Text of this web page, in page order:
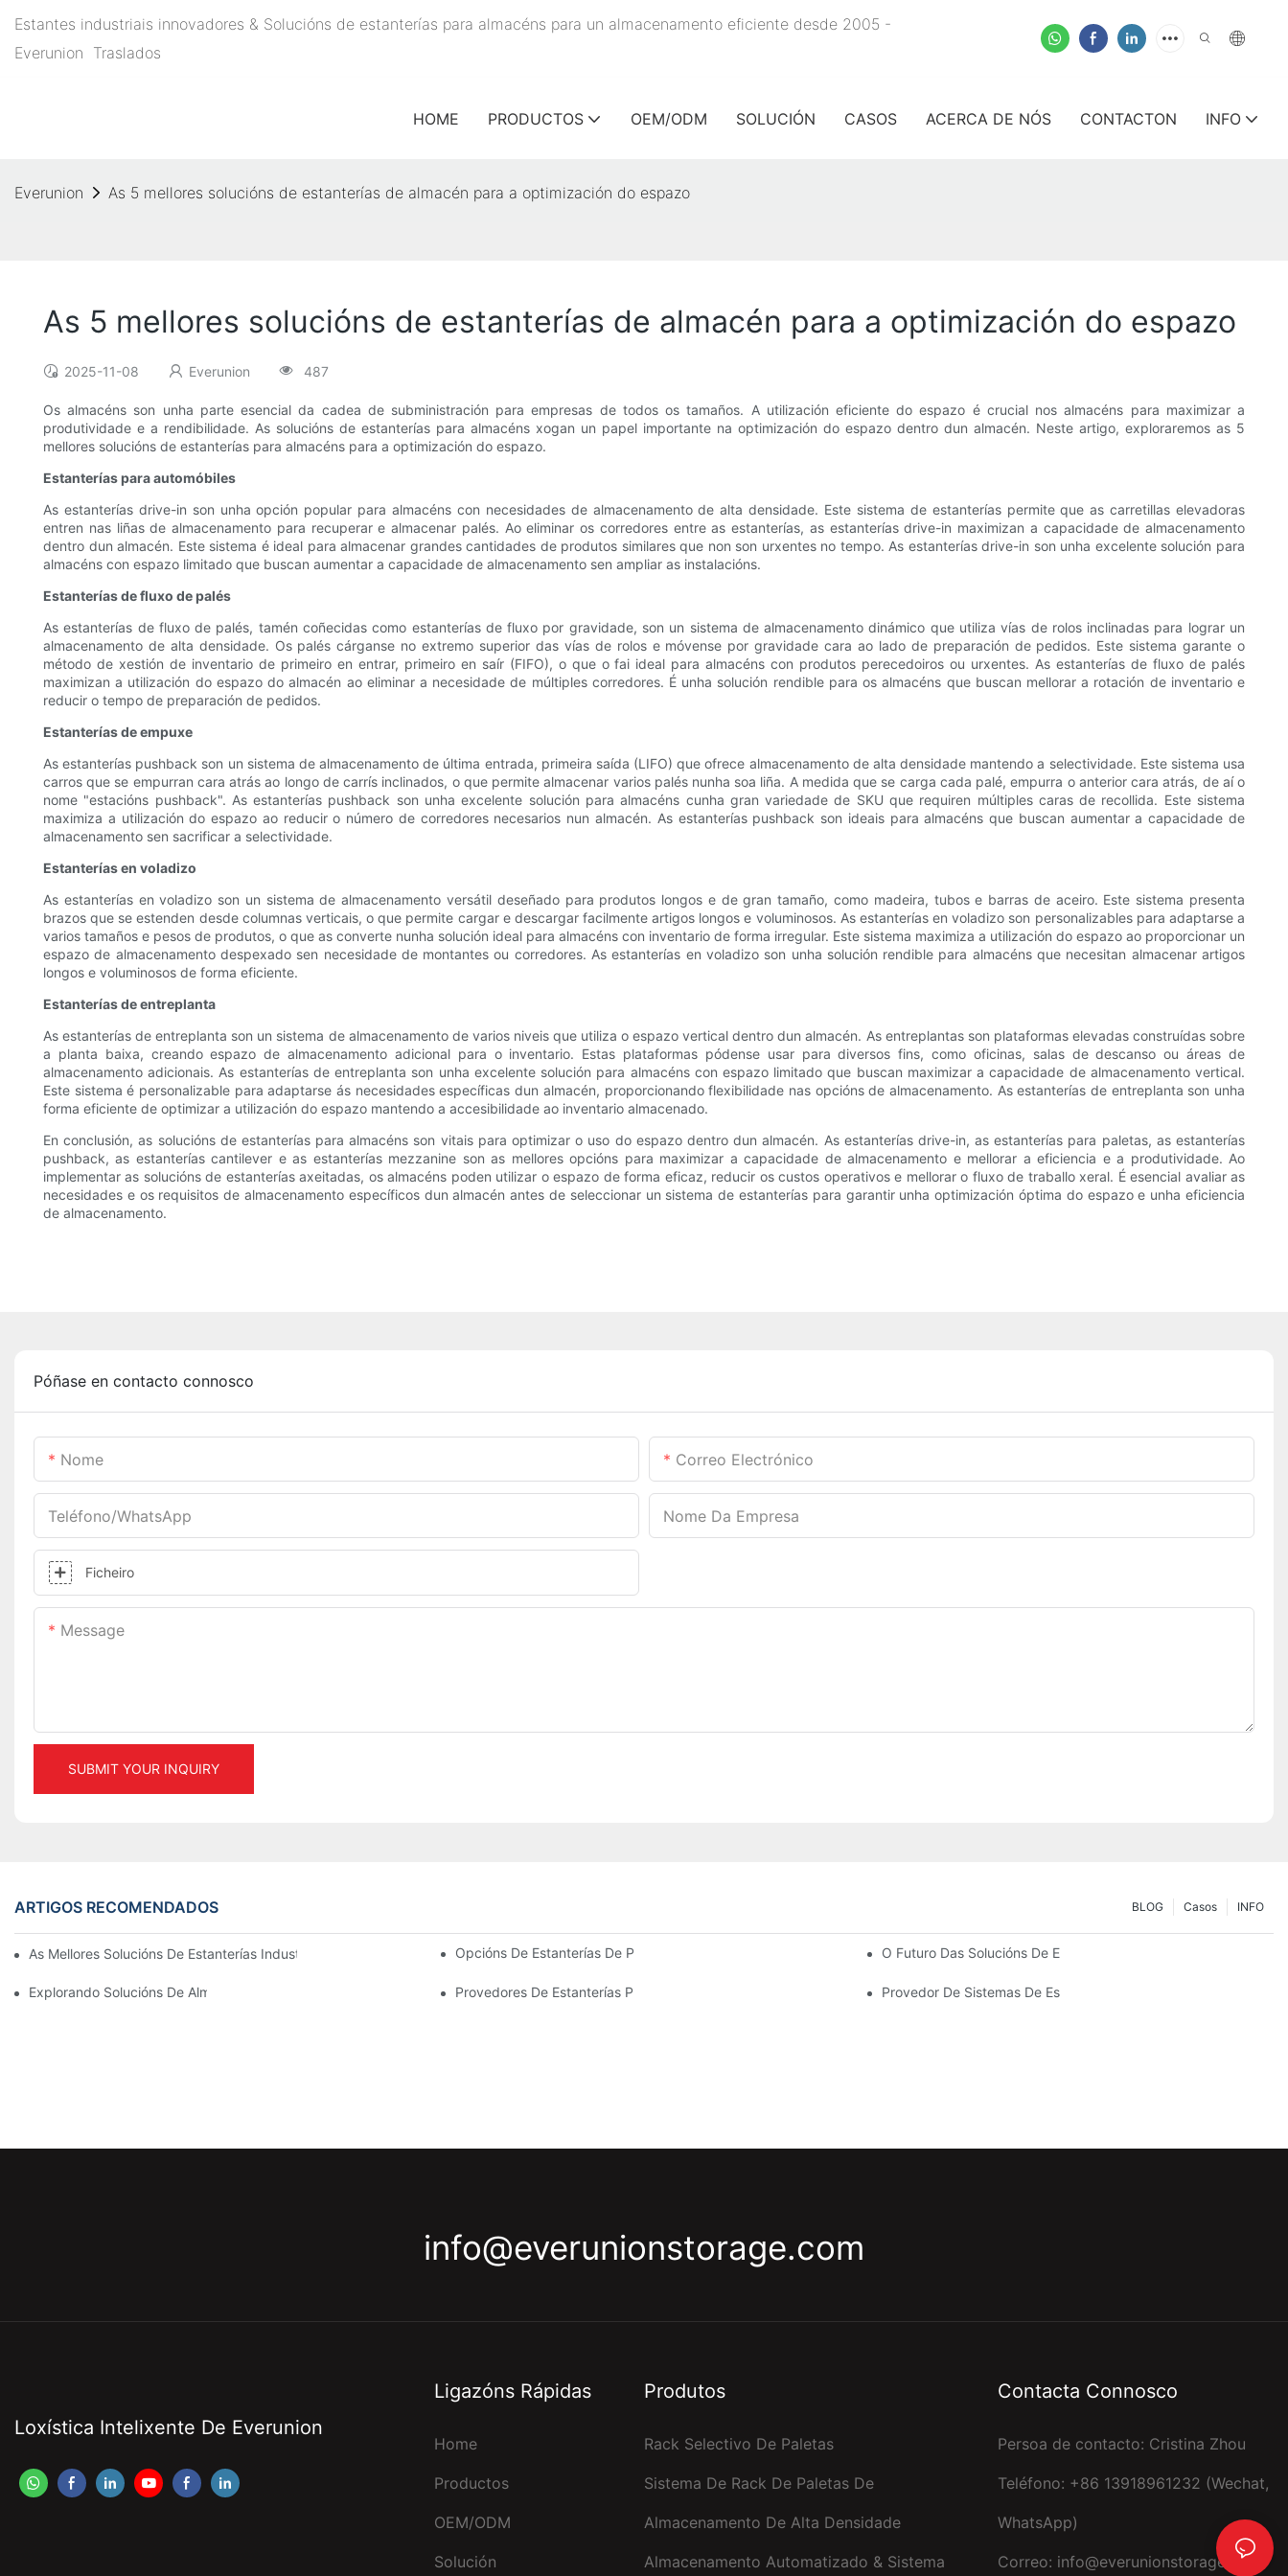
Estantes industriais innovadores & Solucións de estanterías para almacéns para un almacenamento eficiente desde 2005 -
Everunion Traslados
HOME PRODUCTOS OEM/ODM SOLUCIÓN CASOS ACERCA DE NÓS CONTACTON INFO
Everunion As 5 mellores solucións de estanterías de almacén para a optimización do espazo
As 5 mellores solucións de estanterías de almacén para a optimización do espazo
2025-11-08 Everunion 487
Os almacéns son unha parte esencial da cadea de subministración para empresas de todos os tamaños. A utilización eficiente do espazo é crucial nos almacéns para maximizar a
produtividade e a rendibilidade. As solucións de estanterías para almacéns xogan un papel importante na optimización do espazo dentro dun almacén. Neste artigo, exploraremos as 5
mellores solucións de estanterías para almacéns para a optimización do espazo.
Estanterías para automóbiles
As estanterías drive-in son unha opción popular para almacéns con necesidades de almacenamento de alta densidade. Este sistema de estanterías permite que as carretillas elevadoras
entren nas liñas de almacenamento para recuperar e almacenar palés. Ao eliminar os corredores entre as estanterías, as estanterías drive-in maximizan a capacidade de almacenamento
dentro dun almacén. Este sistema é ideal para almacenar grandes cantidades de produtos similares que non son urxentes no tempo. As estanterías drive-in son unha excelente solución para
almacéns con espazo limitado que buscan aumentar a capacidade de almacenamento sen ampliar as instalacións.
Estanterías de fluxo de palés
As estanterías de fluxo de palés, tamén coñecidas como estanterías de fluxo por gravidade, son un sistema de almacenamento dinámico que utiliza vías de rolos inclinadas para lograr un
almacenamento de alta densidade. Os palés cárganse no extremo superior das vías de rolos e móvense por gravidade cara ao lado de preparación de pedidos. Este sistema garante o
método de xestión de inventario de primeiro en entrar, primeiro en saír (FIFO), o que o fai ideal para almacéns con produtos perecedoiros ou urxentes. As estanterías de fluxo de palés
maximizan a utilización do espazo do almacén ao eliminar a necesidade de múltiples corredores. É unha solución rendible para os almacéns que buscan mellorar a rotación de inventario e
reducir o tempo de preparación de pedidos.
Estanterías de empuxe
As estanterías pushback son un sistema de almacenamento de última entrada, primeira saída (LIFO) que ofrece almacenamento de alta densidade mantendo a selectividade. Este sistema usa
carros que se empurran cara atrás ao longo de carrís inclinados, o que permite almacenar varios palés nunha soa liña. A medida que se carga cada palé, empurra o anterior cara atrás, de aí o
nome "estacións pushback". As estanterías pushback son unha excelente solución para almacéns cunha gran variedade de SKU que requiren múltiples caras de recollida. Este sistema
maximiza a utilización do espazo ao reducir o número de corredores necesarios nun almacén. As estanterías pushback son ideais para almacéns que buscan aumentar a capacidade de
almacenamento sen sacrificar a selectividade.
Estanterías en voladizo
As estanterías en voladizo son un sistema de almacenamento versátil deseñado para produtos longos e de gran tamaño, como madeira, tubos e barras de aceiro. Este sistema presenta
brazos que se estenden desde columnas verticais, o que permite cargar e descargar facilmente artigos longos e voluminosos. As estanterías en voladizo son personalizables para adaptarse a
varios tamaños e pesos de produtos, o que as converte nunha solución ideal para almacéns con inventario de forma irregular. Este sistema maximiza a utilización do espazo ao proporcionar un
espazo de almacenamento despexado sen necesidade de montantes ou corredores. As estanterías en voladizo son unha solución rendible para almacéns que necesitan almacenar artigos
longos e voluminosos de forma eficiente.
Estanterías de entreplanta
As estanterías de entreplanta son un sistema de almacenamento de varios niveis que utiliza o espazo vertical dentro dun almacén. As entreplantas son plataformas elevadas construídas sobre
a planta baixa, creando espazo de almacenamento adicional para o inventario. Estas plataformas pódense usar para diversos fins, como oficinas, salas de descanso ou áreas de
almacenamento adicionais. As estanterías de entreplanta son unha excelente solución para almacéns con espazo limitado que buscan maximizar a capacidade de almacenamento vertical.
Este sistema é personalizable para adaptarse ás necesidades específicas dun almacén, proporcionando flexibilidade nas opcións de almacenamento. As estanterías de entreplanta son unha
forma eficiente de optimizar a utilización do espazo mantendo a accesibilidade ao inventario almacenado.
En conclusión, as solucións de estanterías para almacéns son vitais para optimizar o uso do espazo dentro dun almacén. As estanterías drive-in, as estanterías para paletas, as estanterías
pushback, as estanterías cantilever e as estanterías mezzanine son as mellores opcións para maximizar a capacidade de almacenamento e mellorar a eficiencia e a produtividade. Ao
implementar as solucións de estanterías axeitadas, os almacéns poden utilizar o espazo de forma eficaz, reducir os custos operativos e mellorar o fluxo de traballo xeral. É esencial avaliar as
necesidades e os requisitos de almacenamento específicos dun almacén antes de seleccionar un sistema de estanterías para garantir unha optimización óptima do espazo e unha eficiencia
de almacenamento.
Póñase en contacto connosco
Nome Correo Electrónico
Teléfono/WhatsApp Nome Da Empresa
Ficheiro
Message
SUBMIT YOUR INQUIRY
ARTIGOS RECOMENDADOS INFO
Casos
BLOG
As Mellores Solucións De Estanterías Industriais Para Unha Xestión Eficiente Do AlmacénOpcións De Estanterías De Palés Personalizadas: Adaptando As Túas Necesidades De Almacenamento
O Futuro Das Solucións De Estanterías Para Palés: Tendencias
Explorando Solucións De Almacenamento Eficaces Para Todos Os SectoresProvedores De Estanterías Para Almacéns: Que Buscar Provedor De Sistemas De Estanterías: Factores Clave Para
info@everunionstorage.com
Loxística Intelixente De Everunion
Ligazóns Rápidas
Home
Productos
OEM/ODM
Solución
Produtos
Rack Selectivo De Paletas
Sistema De Rack De Paletas De
Almacenamento De Alta Densidade
Almacenamento Automatizado & Sistema
Contacta Connosco
Persoa de contacto: Cristina Zhou
Teléfono: +86 13918961232 (Wechat,
WhatsApp)
Correo: info@everunionstorage.com